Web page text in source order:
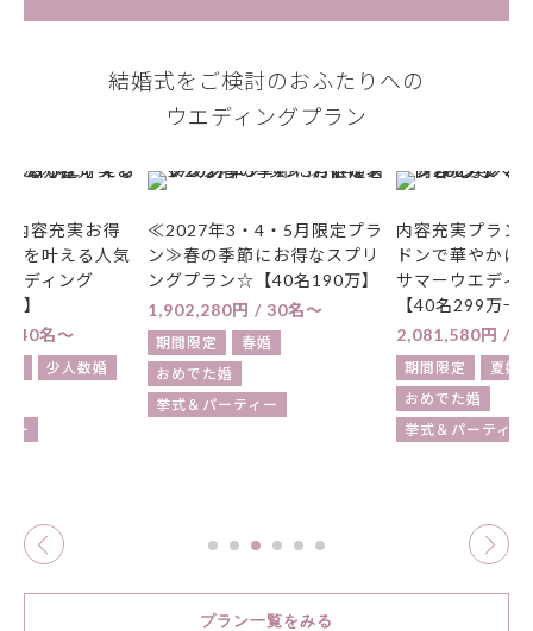
結婚式をご検討のおふたりへの
ウエディングプラン
・5月限定プラ
お得なスプリ
40名190万】
30名〜
内容充実プラン！モエシャン
ドンで華やかに乾杯☆2027
サマーウエディングプラン
【40名299万→208万】
2,081,580円 / 30名〜
期間限定 夏婚
おめでた婚
☆復活平日限定
に叶える挙式×
族と過ごすアッ
ン【10名55万円
554,246円 / 2名
通年
期間限定
おめでた婚
プラン一覧をみる